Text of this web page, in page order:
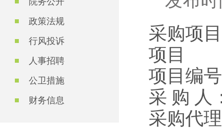
政策法规
行风投诉
人事招聘
公卫措施
财务信息
采购项
项目
项目编
采 购 人
采购代